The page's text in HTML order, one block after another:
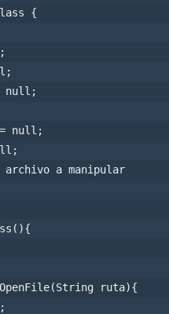
{
null;
null;
a manipular
ruta){